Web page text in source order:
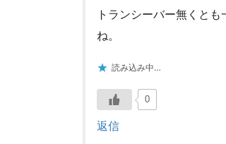
トランシーバー無くと
ね。
読み込み中…
0
返信